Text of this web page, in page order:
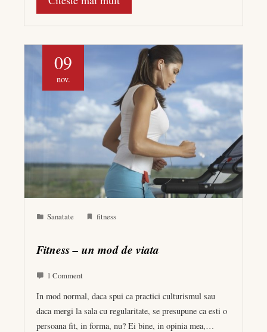
09
nov.
Sanatate fitness
Fitness – un mod de viata
1 Comment
In mod normal, daca spui ca practici culturismul sau
daca mergi la sala cu regularitate, se presupune ca esti o
persoana fit, in forma, nu? Ei bine, in opinia mea,…